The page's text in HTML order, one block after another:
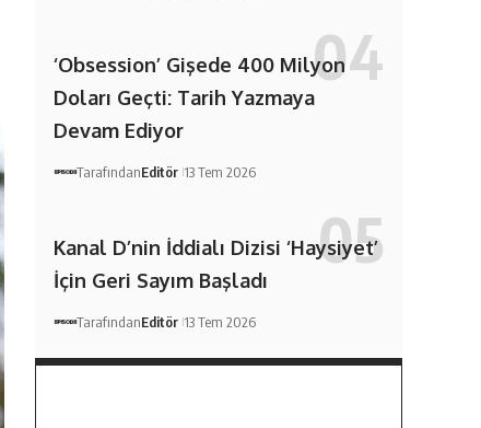
‘Obsession’ Gişede 400 Milyon
Doları Geçti: Tarih Yazmaya
Devam Ediyor
TarafındanEditör 13 Tem 2026
Kanal D’nin İddialı Dizisi ‘Haysiyet’
İçin Geri Sayım Başladı
TarafındanEditör 13 Tem 2026